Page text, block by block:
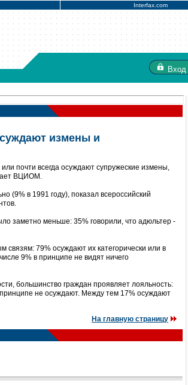
Interfax.com
Вход
измены и
почти всегда осуждают супружеские измены,
ВЦИОМ.
(9% в 1991 году), показал всероссийский
заметно меньше: 35% говорили, что адюльтер -
79% осуждают их категорически или в
9% в принципе не видят ничего
большинство граждан проявляет лояльность:
не осуждают. Между тем 17% осуждают
На главную страницу